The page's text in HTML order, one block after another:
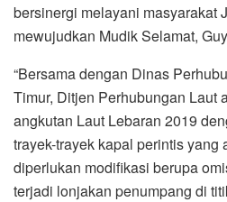
bersinergi melayani masyarakat
mewujudkan Mudik Selamat,
“Bersama dengan Dinas
Timur, Ditjen Perhubungan Laut
angkutan Laut Lebaran 2019
trayek-trayek kapal perintis yang
diperlukan modifikasi berupa
terjadi lonjakan penumpang di